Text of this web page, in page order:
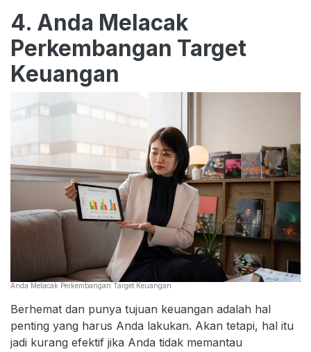
4. Anda Melacak
Perkembangan Target
Keuangan
Anda Melacak Perkembangan Target Keuangan
Berhemat dan punya tujuan keuangan adalah hal
penting yang harus Anda lakukan. Akan tetapi, hal itu
jadi kurang efektif jika Anda tidak memantau